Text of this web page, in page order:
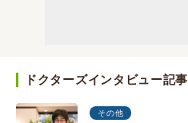
ドクターズインタビュー記事
その他